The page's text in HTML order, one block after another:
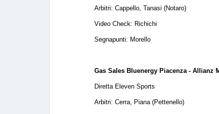
Arbitri: Cappello, Tanasi (Notaro)
Video Check: Richichi
Segnapunti: Morello
Gas Sales Bluenergy Piacenza - Allianz
Diretta Eleven Sports
Arbitri: Cerra, Piana (Pettenello)